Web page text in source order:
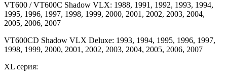
VT600 / VT600C Shadow VLX: 1988, 1991, 1992, 1993, 1994,
1995, 1996, 1997, 1998, 1999, 2000, 2001, 2002, 2003, 2004,
2005, 2006, 2007
VT600CD Shadow VLX Deluxe: 1993, 1994, 1995, 1996, 1997,
1998, 1999, 2000, 2001, 2002, 2003, 2004, 2005, 2006, 2007
XL серия: